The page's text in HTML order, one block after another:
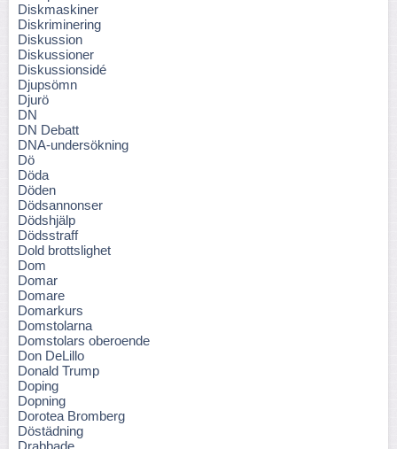
Diskmaskiner
Diskriminering
Diskussion
Diskussioner
Diskussionsidé
Djupsömn
Djurö
DN
DN Debatt
DNA-undersökning
Dö
Döda
Döden
Dödsannonser
Dödshjälp
Dödsstraff
Dold brottslighet
Dom
Domar
Domare
Domarkurs
Domstolarna
Domstolars oberoende
Don DeLillo
Donald Trump
Doping
Dopning
Dorotea Bromberg
Döstädning
Drabbade